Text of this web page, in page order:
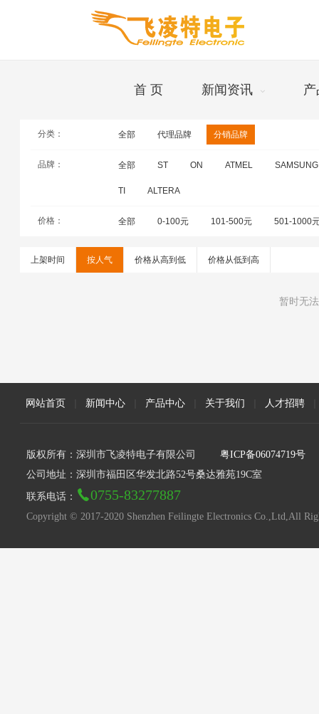
首 页 新闻资讯
分类： 全部 代理品牌 分销品牌
品牌： 全部 ST ON ATMEL SAMSUNG
TI ALTERA
价格： 全部 0-100元 101-500元 501-1000
上架时间 按人气 价格从高到低 价格从低到高
暂时无
网站首页 新闻中心 产品中心 关于我们 人才招聘
版权所有：深圳市飞凌特电子有限公司
粤ICP备06074719号
公司地址：深圳市福田区华发北路52号桑达雅苑19C室
联系电话： 0755-83277887
Copyright © 2017-2020 Shenzhen Feilingte Electronics Co.,Ltd,All